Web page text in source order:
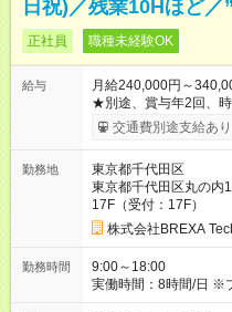
日祝)／残業10Hほど
正社員 職種未経験OK
給与
月給240,000円～
★別途、賞与年2回、
族、赴任等）が支給
考慮し、話し合いの上で決定します。
す。
交通費別途支給あり
勤務地
東京都千代田区
東京都千代田区丸の内
17F（受付：17F）
株式会社BREXA
勤務時間
9:00～18:00
実働時間：8時間/日 ※
ービス残業はございま